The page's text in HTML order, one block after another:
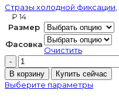
Стразы холодной фиксации
₽
Размер
Фасовка
Очистить
Количество
товара
Preciosa
VIVA12
В корзину Купить сейчас
Выберите параметры